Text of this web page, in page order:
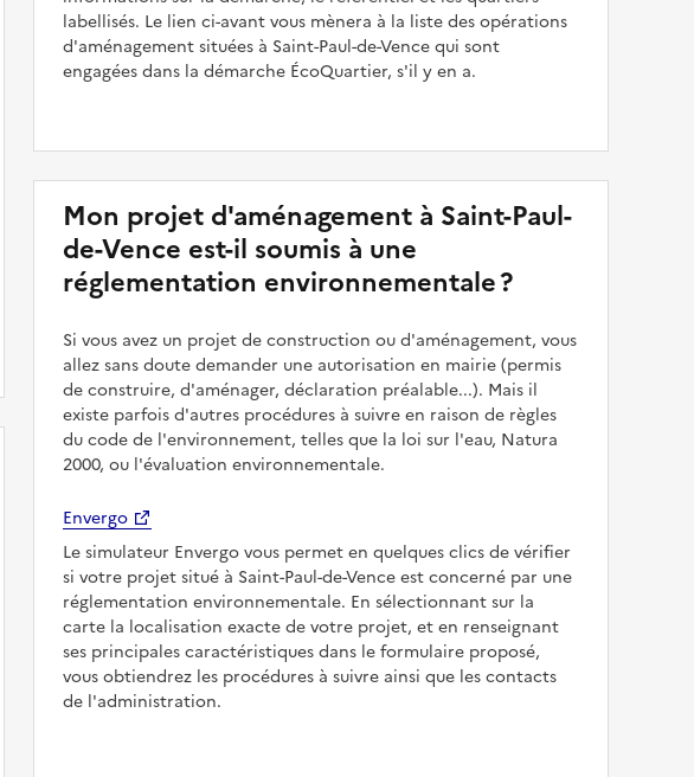
labellisés. Le lien ci-avant vous mènera à la liste des opérations
d'aménagement situées à Saint-Paul-de-Vence qui sont
engagées dans la démarche ÉcoQuartier, s'il y en a.
Mon projet d'aménagement à Saint-Paul-
de-Vence est-il soumis à une
réglementation environnementale ?
Si vous avez un projet de construction ou d'aménagement, vous
allez sans doute demander une autorisation en mairie (permis
de construire, d'aménager, déclaration préalable...). Mais il
existe parfois d'autres procédures à suivre en raison de règles
du code de l'environnement, telles que la loi sur l'eau, Natura
2000, ou l'évaluation environnementale.
Envergo
Le simulateur Envergo vous permet en quelques clics de vérifier
si votre projet situé à Saint-Paul-de-Vence est concerné par une
réglementation environnementale. En sélectionnant sur la
carte la localisation exacte de votre projet, et en renseignant
ses principales caractéristiques dans le formulaire proposé,
vous obtiendrez les procédures à suivre ainsi que les contacts
de l'administration.